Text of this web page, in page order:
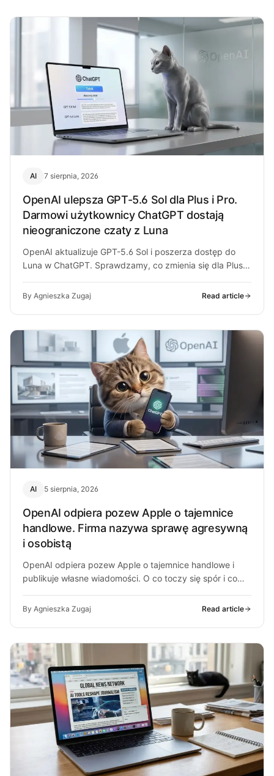
AI 7 sierpnia, 2026
OpenAI ulepsza GPT-5.6 Sol dla Plus i Pro.
Darmowi użytkownicy ChatGPT dostają
nieograniczone czaty z Luna
OpenAI aktualizuje GPT-5.6 Sol i poszerza dostęp do
Luna w ChatGPT. Sprawdzamy, co zmienia się dla Plus,
By Agnieszka Zugaj Read article
AI 5 sierpnia, 2026
OpenAI odpiera pozew Apple o tajemnice
handlowe. Firma nazywa sprawę agresywną
i osobistą
OpenAI odpiera pozew Apple o tajemnice handlowe i
publikuje własne wiadomości. O co toczy się spór i co
By Agnieszka Zugaj Read article